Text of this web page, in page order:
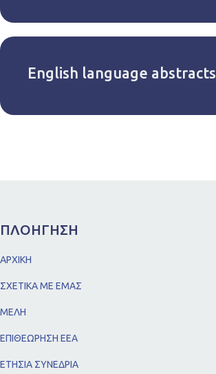
English language abstracts
ΠΛΟΗΓΗΣΗ
ΑΡΧΙΚΗ
ΣΧΕΤΙΚΑ ΜΕ ΕΜΑΣ
ΜΕΛΗ
ΕΠΙΘΕΩΡΗΣΗ ΕΕΑ
ΕΤΗΣΙΑ ΣΥΝΕΔΡΙΑ